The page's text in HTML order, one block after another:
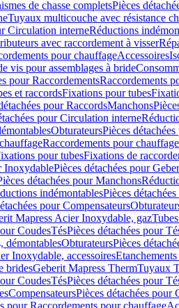
de chasse completsPièces
Tuyaux multicouche avec résistance
Circulation interneRéductions
avec raccordement à visser
pour chauffageAccessoires
vis pour assemblages à bride
pour RaccordementsRaccordements
et raccordsFixations pour tubes
pour RaccordsManchons
pour Circulation interne
ObturateursPièces
Raccordements pour chauffage
pour tubesFixations de
InoxydablePièces détachées pour
détachées pour Manchons
indémontablesPièces
pour Compensateurs
Mapress Acier Inoxydable, gaz
CoudesTésPièces détachées pour
démontablesObturateursPièces
Inoxydable, accessoires
bridesGeberit Mapress ThermTuyaux
CoudesTésPièces détachées pour
CompensateursPièces détachées pour
pour Raccordements pour chauffage